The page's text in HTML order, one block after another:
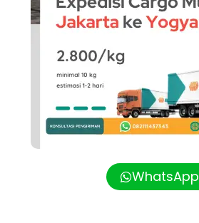
WhatsApp